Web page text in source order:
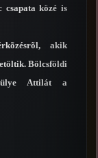
közé is
akik
Bölcsföldi
Attilát a